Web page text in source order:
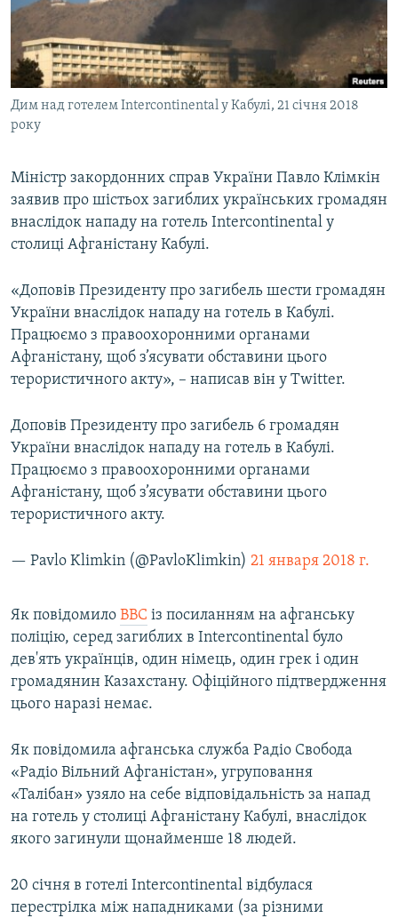
ВІДЕОУРОКИ «ELIFBE»
СВІДЧЕННЯ ОКУПАЦІЇ
УКРАЇНСЬКА ПРОБЛЕМА КРИМУ
ІНФОГРАФІКА
Русский
Qırımtatar
ДОЛУЧАЙСЯ!
Усі сайти RFE/RL
Дим над готелем Intercontinental у Кабулі, 21 січня 2018
року
Міністр закордонних справ України Павло Клімкін
заявив про шістьох загиблих українських громадян
внаслідок нападу на готель Intercontinental у
столиці Афганістану Кабулі.
«Доповів Президенту про загибель шести громадян
України внаслідок нападу на готель в Кабулі.
Працюємо з правоохоронними органами
Афганістану, щоб з’ясувати обставини цього
терористичного акту», – написав він у Twitter.
Доповів Президенту про загибель 6 громадян
України внаслідок нападу на готель в Кабулі.
Працюємо з правоохоронними органами
Афганістану, щоб з’ясувати обставини цього
терористичного акту.
— Pavlo Klimkin (@PavloKlimkin) 21 января 2018 г.
Як повідомило BBC із посиланням на афганську
поліцію, серед загиблих в Intercontinental було
дев'ять українців, один німець, один грек і один
громадянин Казахстану. Офіційного підтвердження
цього наразі немає.
Як повідомила афганська служба Радіо Свобода
«Радіо Вільний Афганістан», угруповання
«Талібан» узяло на себе відповідальність за напад
на готель у столиці Афганістану Кабулі, внаслідок
якого загинули щонайменше 18 людей.
20 січня в готелі Intercontinental відбулася
перестрілка між нападниками (за різними